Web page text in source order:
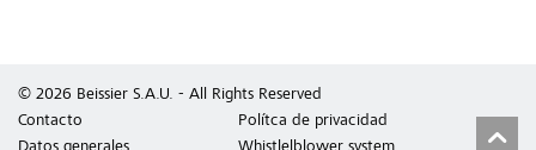
© 2026 Beissier S.A.U. - All Rights Reserved
Contacto
Polítca de privacidad